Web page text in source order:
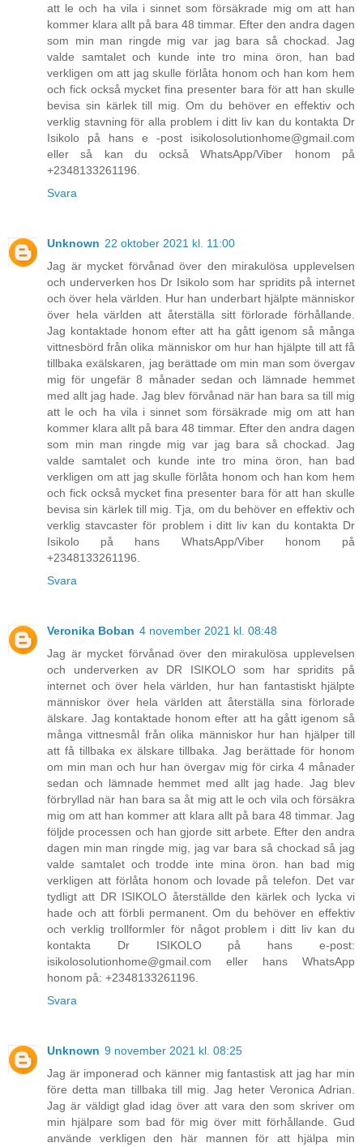
att le och ha vila i sinnet som försäkrade mig om att han
kommer klara allt på bara 48 timmar. Efter den andra dagen
som min man ringde mig var jag bara så chockad. Jag
valde samtalet och kunde inte tro mina öron, han bad
verkligen om att jag skulle förlåta honom och han kom hem
och fick också mycket fina presenter bara för att han skulle
bevisa sin kärlek till mig. Om du behöver en effektiv och
verklig stavning för alla problem i ditt liv kan du kontakta Dr
Isikolo på hans e -post isikolosolutionhome@gmail.com
eller så kan du också WhatsApp/Viber honom på
+2348133261196.
Svara
Unknown 22 oktober 2021 kl. 11:00
Jag är mycket förvånad över den mirakulösa upplevelsen
och underverken hos Dr Isikolo som har spridits på internet
och över hela världen. Hur han underbart hjälpte människor
över hela världen att återställa sitt förlorade förhållande.
Jag kontaktade honom efter att ha gått igenom så många
vittnesbörd från olika människor om hur han hjälpte till att få
tillbaka exälskaren, jag berättade om min man som övergav
mig för ungefär 8 månader sedan och lämnade hemmet
med allt jag hade. Jag blev förvånad när han bara sa till mig
att le och ha vila i sinnet som försäkrade mig om att han
kommer klara allt på bara 48 timmar. Efter den andra dagen
som min man ringde mig var jag bara så chockad. Jag
valde samtalet och kunde inte tro mina öron, han bad
verkligen om att jag skulle förlåta honom och han kom hem
och fick också mycket fina presenter bara för att han skulle
bevisa sin kärlek till mig. Tja, om du behöver en effektiv och
verklig stavcaster för problem i ditt liv kan du kontakta Dr
Isikolo på hans WhatsApp/Viber honom på
+2348133261196.
Svara
Veronika Boban 4 november 2021 kl. 08:48
Jag är mycket förvånad över den mirakulösa upplevelsen
och underverken av DR ISIKOLO som har spridits på
internet och över hela världen, hur han fantastiskt hjälpte
människor över hela världen att återställa sina förlorade
älskare. Jag kontaktade honom efter att ha gått igenom så
många vittnesmål från olika människor hur han hjälper till
att få tillbaka ex älskare tillbaka. Jag berättade för honom
om min man och hur han övergav mig för cirka 4 månader
sedan och lämnade hemmet med allt jag hade. Jag blev
förbryllad när han bara sa åt mig att le och vila och försäkra
mig om att han kommer att klara allt på bara 48 timmar. Jag
följde processen och han gjorde sitt arbete. Efter den andra
dagen min man ringde mig, jag var bara så chockad så jag
valde samtalet och trodde inte mina öron. han bad mig
verkligen att förlåta honom och lovade på telefon. Det var
tydligt att DR ISIKOLO återställde den kärlek och lycka vi
hade och att förbli permanent. Om du behöver en effektiv
och verklig trollformler för något problem i ditt liv kan du
kontakta Dr ISIKOLO på hans e-post:
isikolosolutionhome@gmail.com eller hans WhatsApp
honom på: +2348133261196.
Svara
Unknown 9 november 2021 kl. 08:25
Jag är imponerad och känner mig fantastisk att jag har min
före detta man tillbaka till mig. Jag heter Veronica Adrian.
Jag är väldigt glad idag över att vara den som skriver om
min hjälpare som bad för mig över mitt förhållande. Gud
använde verkligen den här mannen för att hjälpa min